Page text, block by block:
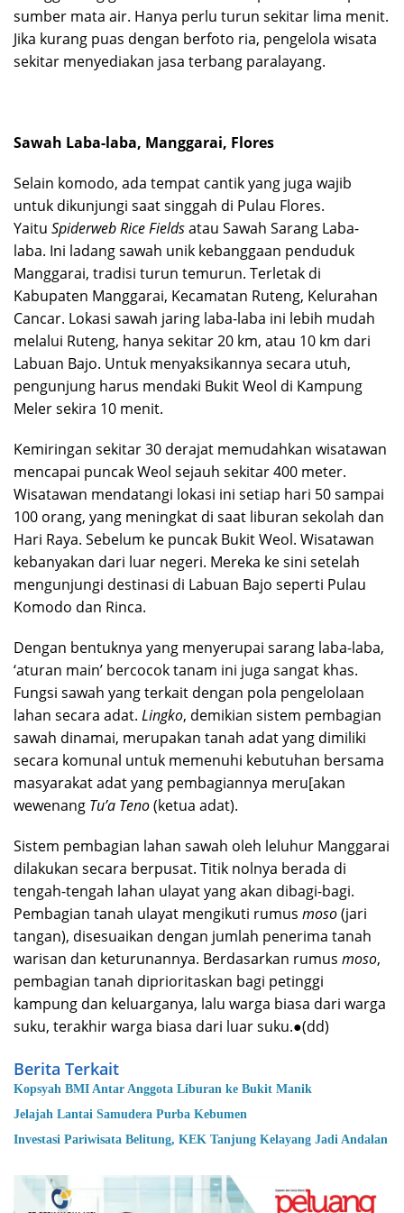
sumber mata air. Hanya perlu turun sekitar lima menit.
Jika kurang puas dengan berfoto ria, pengelola wisata
sekitar menyediakan jasa terbang paralayang.
Sawah Laba-laba, Manggarai, Flores
Selain komodo, ada tempat cantik yang juga wajib
untuk dikunjungi saat singgah di Pulau Flores.
Yaitu Spiderweb Rice Fieldsatau Sawah Sarang Laba-
laba. Ini ladang sawah unik kebanggaan penduduk
Manggarai, tradisi turun temurun. Terletak di
Kabupaten Manggarai, Kecamatan Ruteng, Kelurahan
Cancar. Lokasi sawah jaring laba-laba ini lebih mudah
melalui Ruteng, hanya sekitar 20 km, atau 10 km dari
Labuan Bajo. Untuk menyaksikannya secara utuh,
pengunjung harus mendaki Bukit Weol di Kampung
Meler sekira 10 menit.
Kemiringan sekitar 30 derajat memudahkan wisatawan
mencapai puncak Weol sejauh sekitar 400 meter.
Wisatawan mendatangi lokasi ini setiap hari 50 sampai
100 orang, yang meningkat di saat liburan sekolah dan
Hari Raya. Sebelum ke puncak Bukit Weol. Wisatawan
kebanyakan dari luar negeri. Mereka ke sini setelah
mengunjungi destinasi di Labuan Bajo seperti Pulau
Komodo dan Rinca.
Dengan bentuknya yang menyerupai sarang laba-laba,
‘aturan main’ bercocok tanam ini juga sangat khas.
Fungsi sawah yang terkait dengan pola pengelolaan
lahan secara adat. Lingko, demikian sistem pembagian
sawah dinamai, merupakan tanah adat yang dimiliki
secara komunal untuk memenuhi kebutuhan bersama
masyarakat adat yang pembagiannya meru[akan
wewenang Tu’a Teno(ketua adat).
Sistem pembagian lahan sawah oleh leluhur Manggarai
dilakukan secara berpusat. Titik nolnya berada di
tengah-tengah lahan ulayat yang akan dibagi-bagi.
Pembagian tanah ulayat mengikuti rumus moso(jari
tangan), disesuaikan dengan jumlah penerima tanah
warisan dan keturunannya. Berdasarkan rumus moso,
pembagian tanah diprioritaskan bagi petinggi
kampung dan keluarganya, lalu warga biasa dari warga
suku, terakhir warga biasa dari luar suku.●(dd)
Berita Terkait
Kopsyah BMI Antar Anggota Liburan ke Bukit Manik
Jelajah Lantai Samudera Purba Kebumen
Investasi Pariwisata Belitung, KEK Tanjung Kelayang Jadi Andalan